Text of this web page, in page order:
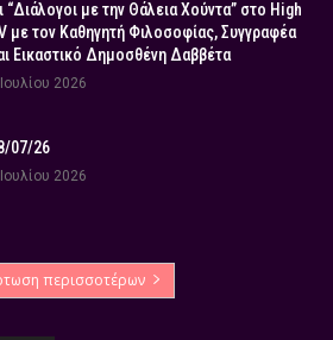
“Διάλογοι με την Θάλεια Χούντα” στο High
με τον Καθηγητή Φιλοσοφίας, Συγγραφέα
Εικαστικό Δημοσθένη Δαββέτα
2026
07/26
2026
περισσοτέρων